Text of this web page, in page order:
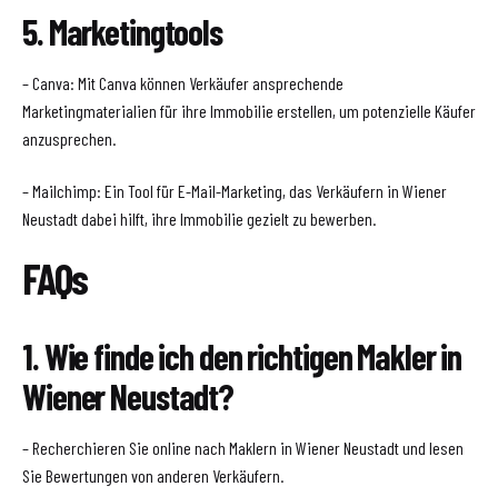
5. Marketingtools
– Canva: Mit Canva können Verkäufer ansprechende
Marketingmaterialien für ihre Immobilie erstellen, um potenzielle Käufer
anzusprechen.
– Mailchimp: Ein Tool für E-Mail-Marketing, das Verkäufern in Wiener
Neustadt dabei hilft, ihre Immobilie gezielt zu bewerben.
FAQs
1. Wie finde ich den richtigen Makler in
Wiener Neustadt?
– Recherchieren Sie online nach Maklern in Wiener Neustadt und lesen
Sie Bewertungen von anderen Verkäufern.